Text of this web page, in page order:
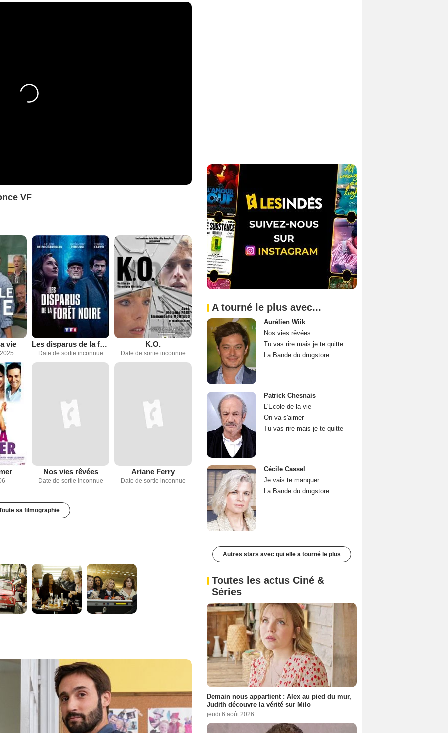
VF
vie Les disparus de la forêt noire
Date de sortie inconnue
K.O.
Date de sortie inconnue
Nos vies rêvées
Date de sortie inconnue
Ariane Ferry
Date de sortie inconnue
sa filmographie
A tourné le plus avec...
Aurélien Wiik
Nos vies rêvées
Tu vas rire mais je te quitte
La Bande du drugstore
Patrick Chesnais
L'Ecole de la vie
On va s'aimer
Tu vas rire mais je te quitte
Cécile Cassel
Je vais te manquer
La Bande du drugstore
Autres stars avec qui elle a tourné le plus
Toutes les actus Ciné &
Séries
Demain nous appartient : Alex au pied du mur,
Judith découvre la vérité sur Milo
jeudi 6 août 2026